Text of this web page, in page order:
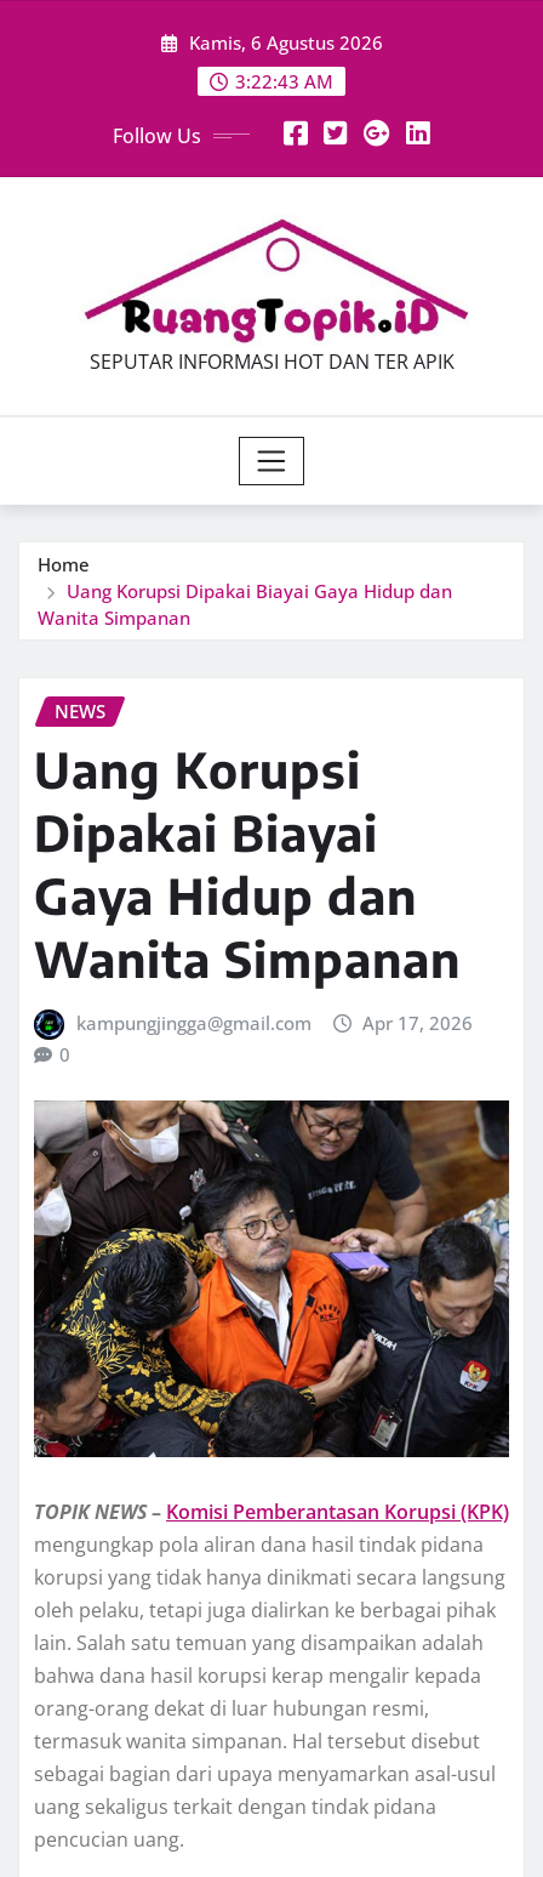
Kamis, 6 Agustus 2026
3:22:45 AM
Follow Us
SEPUTAR INFORMASI HOT DAN TER APIK
Home
Uang Korupsi Dipakai Biayai Gaya Hidup dan
Wanita Simpanan
NEWS
Uang Korupsi
Dipakai Biayai
Gaya Hidup dan
Wanita Simpanan
kampungjingga@gmail.com
Apr 17, 2026
0
TOPIKNEWS– Komisi Pemberantasan Korupsi (KPK)
mengungkap pola aliran dana hasil tindak pidana
korupsi yang tidak hanya dinikmati secara langsung
oleh pelaku, tetapi juga dialirkan ke berbagai pihak
lain. Salah satu temuan yang disampaikan adalah
bahwa dana hasil korupsi kerap mengalir kepada
orang-orang dekat di luar hubungan resmi,
termasuk wanita simpanan. Hal tersebut disebut
sebagai bagian dari upaya menyamarkan asal-usul
uang sekaligus terkait dengan tindak pidana
pencucian uang.